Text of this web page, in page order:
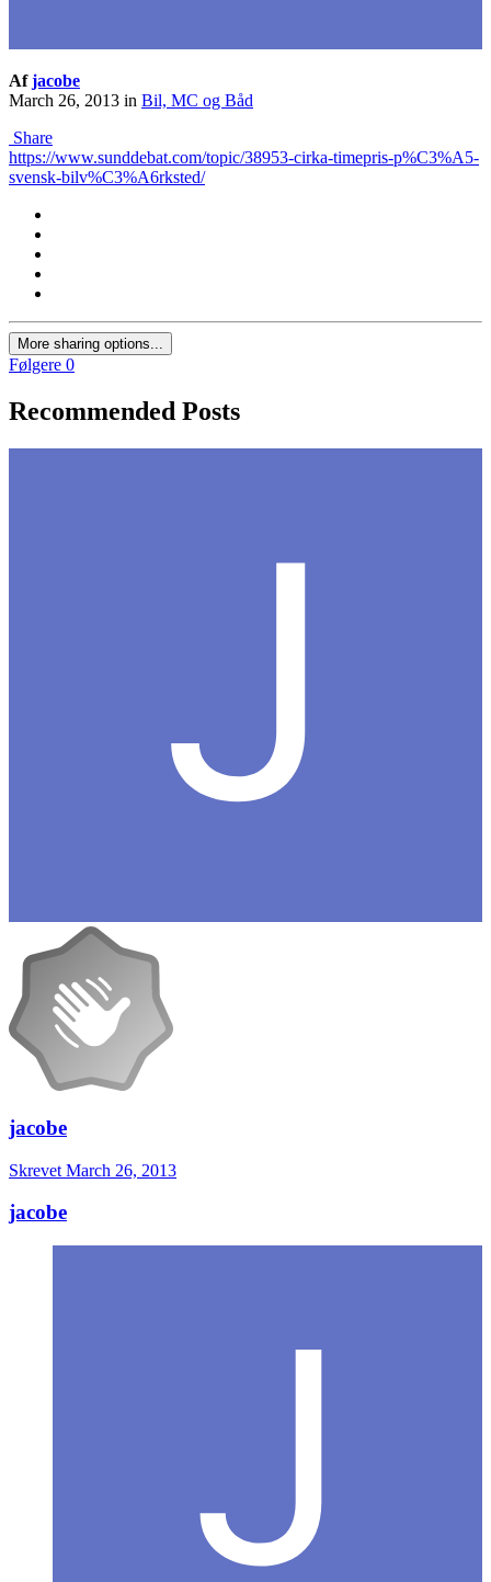
Afjacobe
March 26, 2013 in Bil, MC og Båd
Share
https://www.sunddebat.com/topic/38953-cirka-timepris-p%C3%A5-
svensk-bilv%C3%A6rksted/
More sharing options...
Følgere 0
Recommended Posts
jacobe
Skrevet March 26, 2013
jacobe